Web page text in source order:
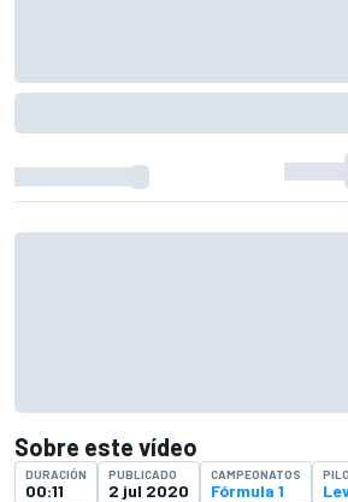
Sobre este vídeo
DURACIÓN
00:11
PUBLICADO
2 jul 2020
CAMPEONATOS
Fórmula 1